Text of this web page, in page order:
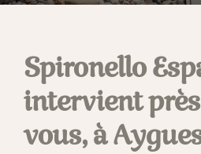
Spironello
intervient
vous, à